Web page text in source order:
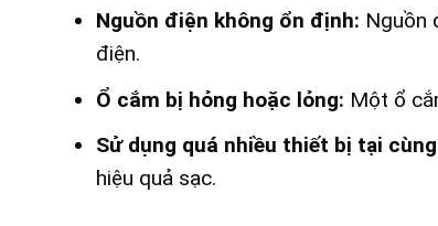
Nguồn điện không ổn định: Nguồn
điện.
Ổ cắm bị hỏng hoặc lỏng: Một ổ
Sử dụng quá nhiều thiết bị tại
hiệu quả sạc.